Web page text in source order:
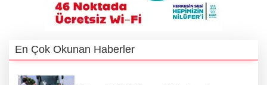
En Çok Okunan Haberler